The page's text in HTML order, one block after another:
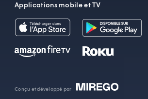
Applications mobile et TV
Conçu et développé par